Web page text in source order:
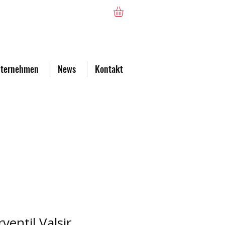
News Kontakt